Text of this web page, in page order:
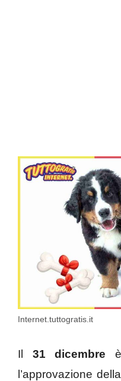
Internet.tuttogratis.it
Il 31 dicembre
l’approvazione